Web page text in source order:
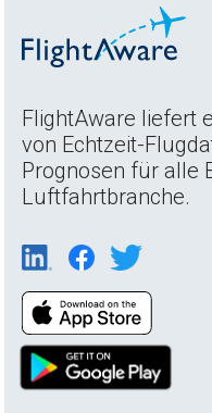
FlightAware liefert
von Echtzeit-
Prognosen für alle
Luftfahrtbranche.